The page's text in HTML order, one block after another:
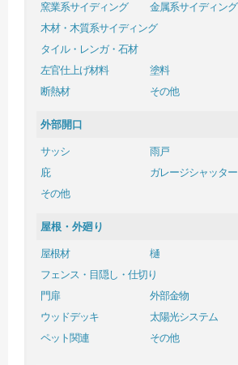
窯業系サイディング
金属系サイディング
木材・木質系サイディング
タイル・レンガ・石材
左官仕上げ材料
塗料
断熱材
その他
外部開口
サッシ
雨戸
庇
ガレージシャッター
その他
屋根・外廻り
屋根材
樋
フェンス・目隠し・仕切り
門扉
外部金物
ウッドデッキ
太陽光システム
ペット関連
その他